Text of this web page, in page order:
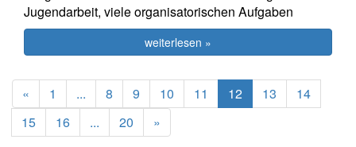
Jugendarbeit, viele organisatorischen Aufgaben
weiterlesen »
« Previous
1 ... 8 9 10 11 12(current)
13
14
15
16 ... 20 »